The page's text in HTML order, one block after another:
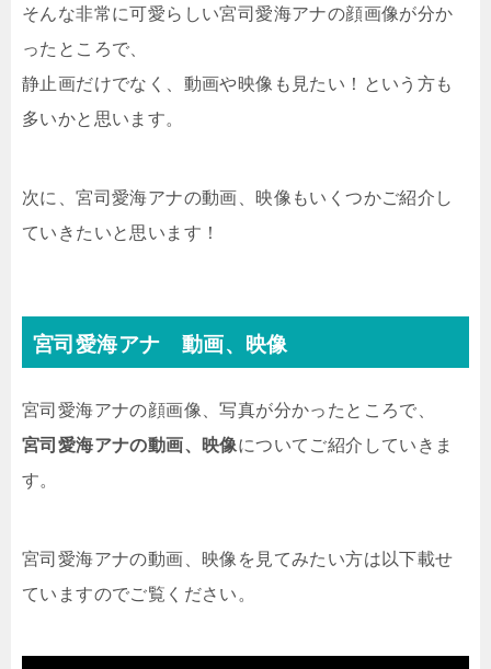
そんな非常に可愛らしい宮司愛海アナの顔画像が分か
ったところで、
静止画だけでなく、動画や映像も見たい！という方も
多いかと思います。
次に、宮司愛海アナの動画、映像もいくつかご紹介し
ていきたいと思います！
宮司愛海アナ 動画、映像
宮司愛海アナの顔画像、写真が分かったところで、
宮司愛海アナの動画、映像についてご紹介していきま
す。
宮司愛海アナの動画、映像を見てみたい方は以下載せ
ていますのでご覧ください。